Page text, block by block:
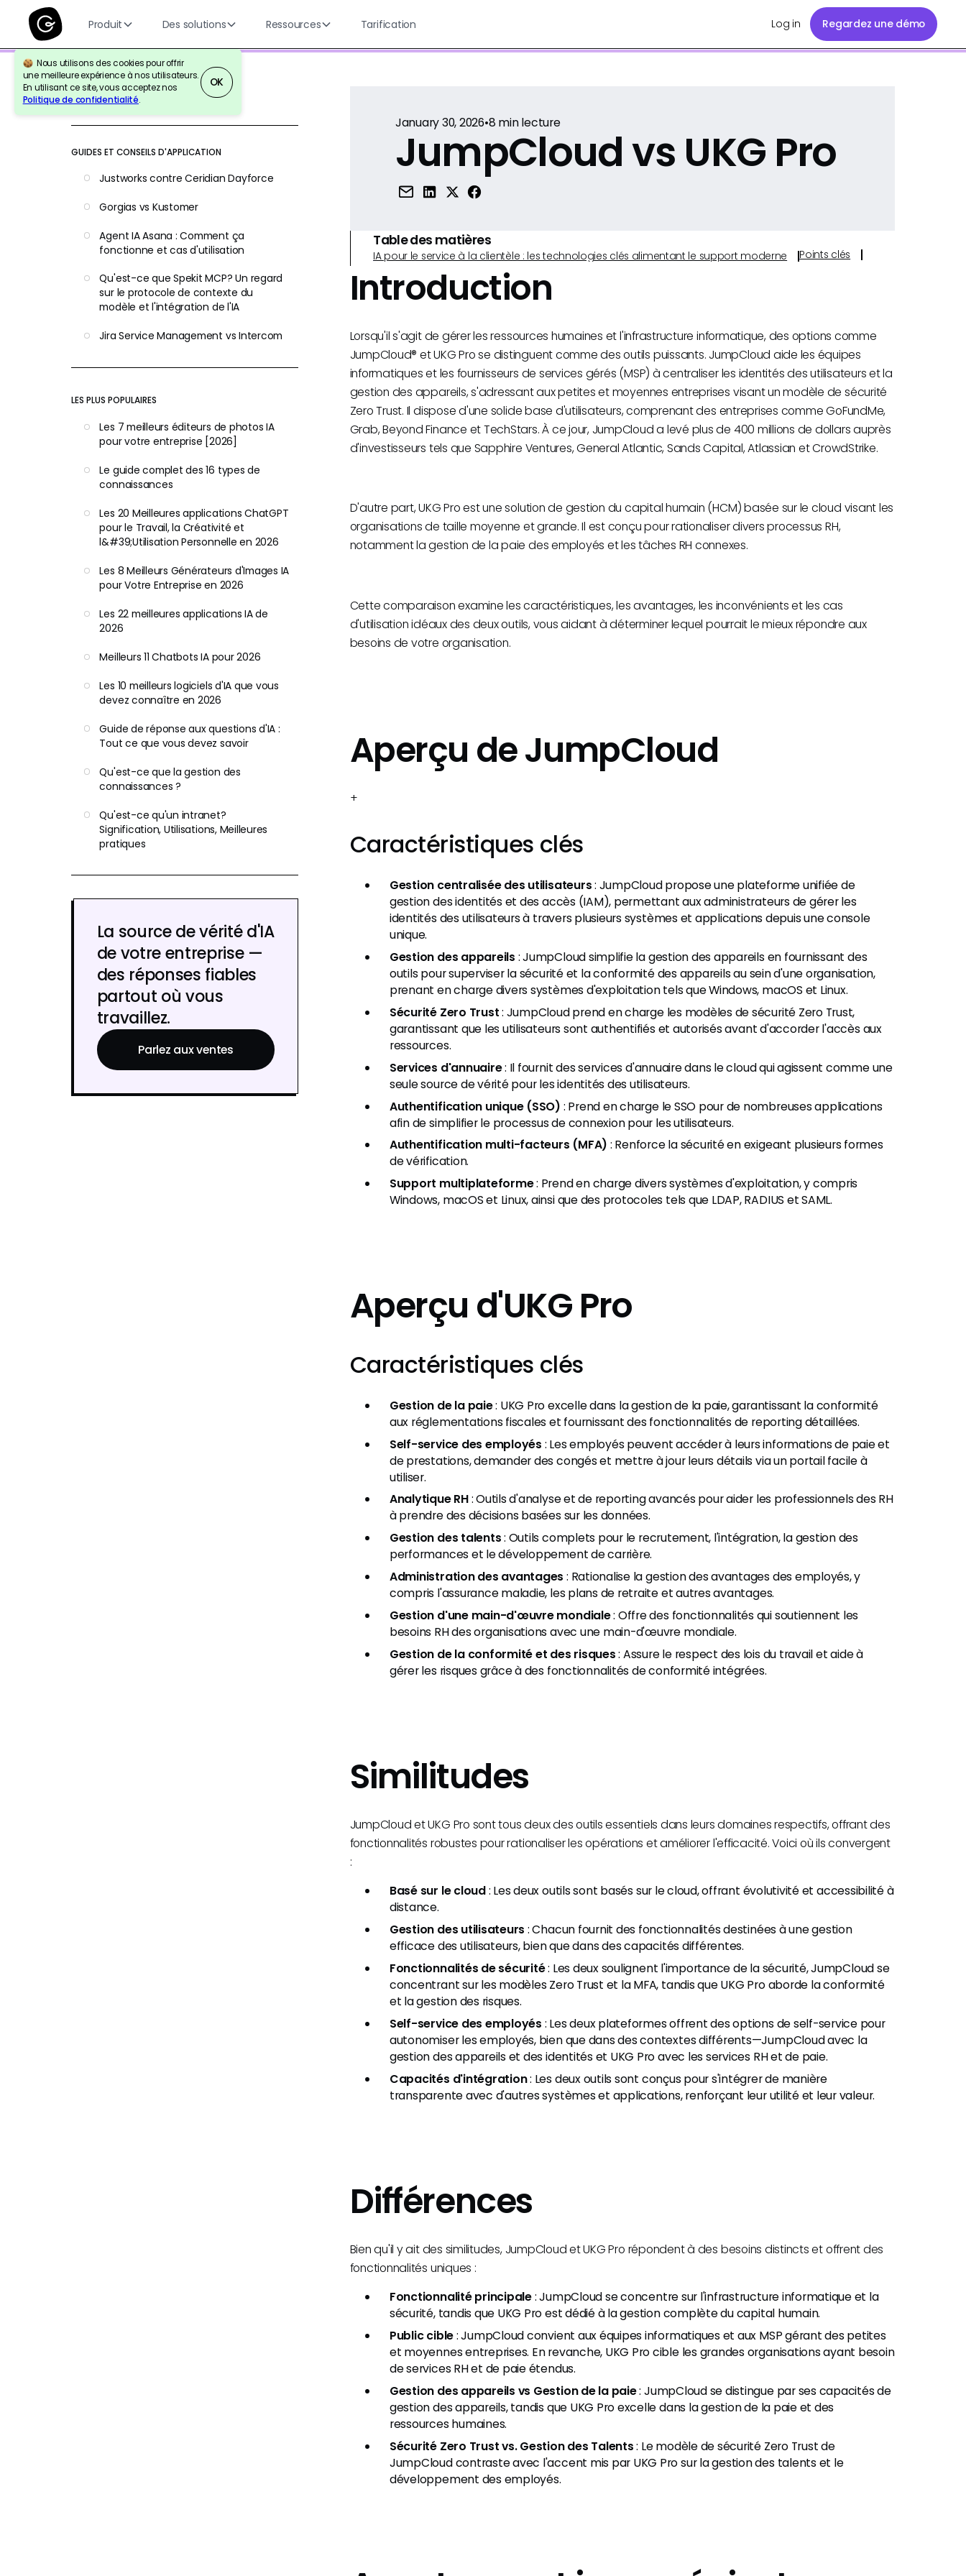
Produit Des solutions Ressources Tarification Log in Regardez une démo
Nous utilisons des cookies pour offrir
une meilleure expérience à nos utilisateurs.
En utilisant ce site, vous acceptez nos
Politique de confidentialité.
OK
Retour à la référence
GUIDES ET CONSEILS D'APPLICATION
Justworks contre Ceridian Dayforce
Gorgias vs Kustomer
Agent IA Asana : Comment ça
fonctionne et cas d'utilisation
Qu'est-ce que Spekit MCP? Un regard
sur le protocole de contexte du
modèle et l'intégration de l'IA
Jira Service Management vs Intercom
LES PLUS POPULAIRES
Les 7 meilleurs éditeurs de photos IA
pour votre entreprise [2026]
Le guide complet des 16 types de
connaissances
Les 20 Meilleures applications ChatGPT
pour le Travail, la Créativité et
l&#39;Utilisation Personnelle en 2026
Les 8 Meilleurs Générateurs d'Images IA
pour Votre Entreprise en 2026
Les 22 meilleures applications IA de
2026
Meilleurs 11 Chatbots IA pour 2026
Les 10 meilleurs logiciels d'IA que vous
devez connaître en 2026
Guide de réponse aux questions d'IA :
Tout ce que vous devez savoir
Qu'est-ce que la gestion des
connaissances ?
Qu'est-ce qu'un intranet?
Signification, Utilisations, Meilleures
pratiques
La source de vérité d'IA
de votre entreprise —
des réponses fiables
partout où vous
travaillez.
Parlez aux ventes
January 30, 2026•8min lecture
JumpCloud vs UKG Pro
Table des matières
IA pour le service à la clientèle : les technologies clés alimentant le support moderne Points clés
Introduction
Lorsqu'il s'agit de gérer les ressources humaines et l'infrastructure informatique, des options comme
JumpCloud® et UKG Pro se distinguent comme des outils puissants. JumpCloud aide les équipes
informatiques et les fournisseurs de services gérés (MSP) à centraliser les identités des utilisateurs et la
gestion des appareils, s'adressant aux petites et moyennes entreprises visant un modèle de sécurité
Zero Trust. Il dispose d'une solide base d'utilisateurs, comprenant des entreprises comme GoFundMe,
Grab, Beyond Finance et TechStars. À ce jour, JumpCloud a levé plus de 400 millions de dollars auprès
d'investisseurs tels que Sapphire Ventures, General Atlantic, Sands Capital, Atlassian et CrowdStrike.
D'autre part, UKG Pro est une solution de gestion du capital humain (HCM) basée sur le cloud visant les
organisations de taille moyenne et grande. Il est conçu pour rationaliser divers processus RH,
notamment la gestion de la paie des employés et les tâches RH connexes.
Cette comparaison examine les caractéristiques, les avantages, les inconvénients et les cas
d'utilisation idéaux des deux outils, vous aidant à déterminer lequel pourrait le mieux répondre aux
besoins de votre organisation.
Aperçu de JumpCloud
+
Caractéristiques clés
Gestion centralisée des utilisateurs: JumpCloud propose une plateforme unifiée de
gestion des identités et des accès (IAM), permettant aux administrateurs de gérer les
identités des utilisateurs à travers plusieurs systèmes et applications depuis une console
unique.
Gestion des appareils : JumpCloud simplifie la gestion des appareils en fournissant des
outils pour superviser la sécurité et la conformité des appareils au sein d'une organisation,
prenant en charge divers systèmes d'exploitation tels que Windows, macOS et Linux.
Sécurité Zero Trust: JumpCloud prend en charge les modèles de sécurité Zero Trust,
garantissant que les utilisateurs sont authentifiés et autorisés avant d'accorder l'accès aux
ressources.
Services d'annuaire: Il fournit des services d'annuaire dans le cloud qui agissent comme une
seule source de vérité pour les identités des utilisateurs.
Authentification unique (SSO) : Prend en charge le SSO pour de nombreuses applications
afin de simplifier le processus de connexion pour les utilisateurs.
Authentification multi-facteurs (MFA) : Renforce la sécurité en exigeant plusieurs formes
de vérification.
Support multiplateforme: Prend en charge divers systèmes d'exploitation, y compris
Windows, macOS et Linux, ainsi que des protocoles tels que LDAP, RADIUS et SAML.
Aperçu d'UKG Pro
Caractéristiques clés
Gestion de la paie: UKG Pro excelle dans la gestion de la paie, garantissant la conformité
aux réglementations fiscales et fournissant des fonctionnalités de reporting détaillées.
Self-service des employés : Les employés peuvent accéder à leurs informations de paie et
de prestations, demander des congés et mettre à jour leurs détails via un portail facile à
utiliser.
Analytique RH: Outils d'analyse et de reporting avancés pour aider les professionnels des RH
à prendre des décisions basées sur les données.
Gestion des talents: Outils complets pour le recrutement, l'intégration, la gestion des
performances et le développement de carrière.
Administration des avantages : Rationalise la gestion des avantages des employés, y
compris l'assurance maladie, les plans de retraite et autres avantages.
Gestion d'une main-d'œuvre mondiale: Offre des fonctionnalités qui soutiennent les
besoins RH des organisations avec une main-d'œuvre mondiale.
Gestion de la conformité et des risques: Assure le respect des lois du travail et aide à
gérer les risques grâce à des fonctionnalités de conformité intégrées.
Similitudes
JumpCloud et UKG Pro sont tous deux des outils essentiels dans leurs domaines respectifs, offrant des
fonctionnalités robustes pour rationaliser les opérations et améliorer l'efficacité. Voici où ils convergent
:
Basé sur le cloud: Les deux outils sont basés sur le cloud, offrant évolutivité et accessibilité à
distance.
Gestion des utilisateurs : Chacun fournit des fonctionnalités destinées à une gestion
efficace des utilisateurs, bien que dans des capacités différentes.
Fonctionnalités de sécurité: Les deux soulignent l'importance de la sécurité, JumpCloud se
concentrant sur les modèles Zero Trust et la MFA, tandis que UKG Pro aborde la conformité
et la gestion des risques.
Self-service des employés : Les deux plateformes offrent des options de self-service pour
autonomiser les employés, bien que dans des contextes différents—JumpCloud avec la
gestion des appareils et des identités et UKG Pro avec les services RH et de paie.
Capacités d'intégration: Les deux outils sont conçus pour s'intégrer de manière
transparente avec d'autres systèmes et applications, renforçant leur utilité et leur valeur.
Différences
Bien qu'il y ait des similitudes, JumpCloud et UKG Pro répondent à des besoins distincts et offrent des
fonctionnalités uniques :
Fonctionnalité principale: JumpCloud se concentre sur l'infrastructure informatique et la
sécurité, tandis que UKG Pro est dédié à la gestion complète du capital humain.
Public cible: JumpCloud convient aux équipes informatiques et aux MSP gérant des petites
et moyennes entreprises. En revanche, UKG Pro cible les grandes organisations ayant besoin
de services RH et de paie étendus.
Gestion des appareils vs Gestion de la paie: JumpCloud se distingue par ses capacités de
gestion des appareils, tandis que UKG Pro excelle dans la gestion de la paie et des
ressources humaines.
Sécurité Zero Trust vs. Gestion des Talents: Le modèle de sécurité Zero Trust de
JumpCloud contraste avec l'accent mis par UKG Pro sur la gestion des talents et le
développement des employés.